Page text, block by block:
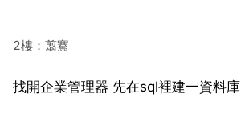
2樓：翦騫
找開企業管理器 先在sql裡建一資料庫